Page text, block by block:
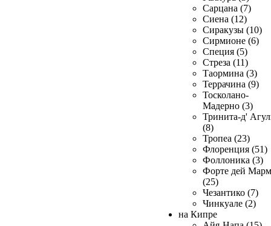
Сарцана (7)
Сиена (12)
Сиракузы (10)
Сирмионе (6)
Специя (5)
Стреза (11)
Таормина (3)
Террачина (9)
Тосколано-
Мадерно (3)
Тринита-д'
(8)
Тропеа (23)
Флоренция (51)
Фоллоника (3)
Форте дей
(25)
Чезантико (7)
Чинкуале (2)
на Кипре